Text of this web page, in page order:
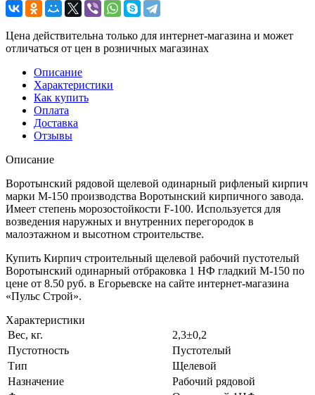
Цена действительна только для интернет-магазина и может
отличаться от цен в розничных магазинах
Описание
Характеристики
Как купить
Оплата
Доставка
Отзывы
Описание
Воротынский рядовой щелевой одинарный рифленый кирпич
марки М-150 производства Воротынский кирпичного завода.
Имеет степень морозостойкости F-100. Используется для
возведения наружных и внутренних перегородок в
малоэтажном и высотном строительстве.
Купить Кирпич строительный щелевой рабочий пустотелый
Воротынский одинарный отбраковка 1 НФ гладкий М-150 по
цене от 8.50 руб. в Егорьевске на сайте интернет-магазина
«Пульс Строй».
Характеристики
Вес, кг.
2,3±0,2
Пустотность
Пустотелый
Тип
Щелевой
Назначение
Рабочий рядовой